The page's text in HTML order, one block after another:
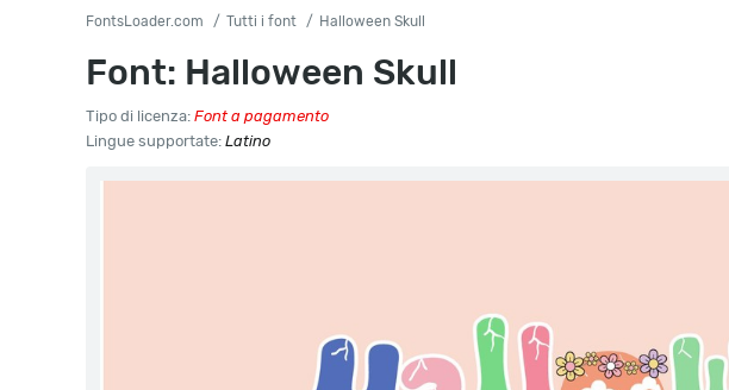
FontsLoader.com Tutti i font Halloween Skull
Font: Halloween Skull
Tipo di licenza: Font a pagamento
Lingue supportate: Latino